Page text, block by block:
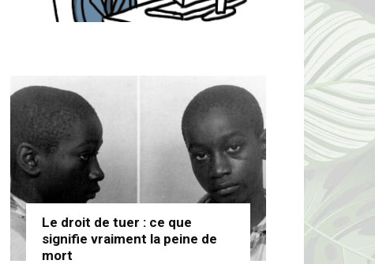
Le droit de tuer : ce que
signifie vraiment la peine de
mort